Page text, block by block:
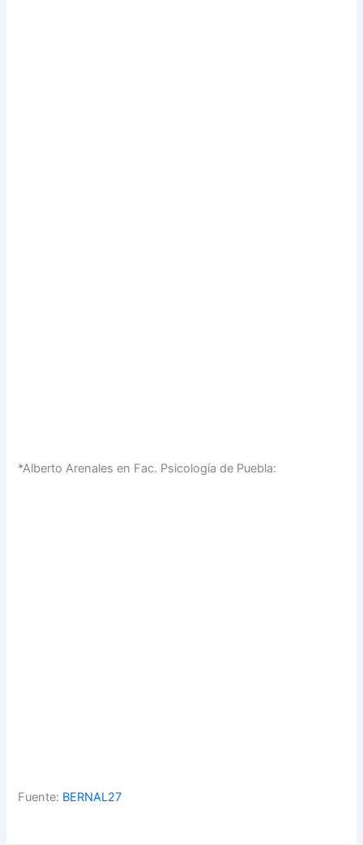
*Alberto Arenales en Fac. Psicología de Puebla:
Fuente: BERNAL27